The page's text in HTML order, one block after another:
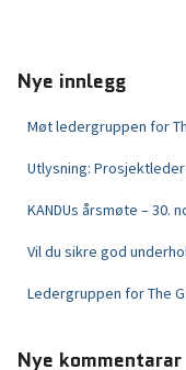
Nye innlegg
Møt ledergruppen for
Utlysning:
KANDUs årsmøte – 30.
Vil du sikre god
Ledergruppen for The
Nye kommentarar